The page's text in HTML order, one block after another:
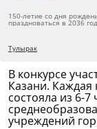
150-летие со дня
праздноваться в 2036
Тулырак
В конкурсе
Казани. Каждая
состояла из 6-7
учреждений